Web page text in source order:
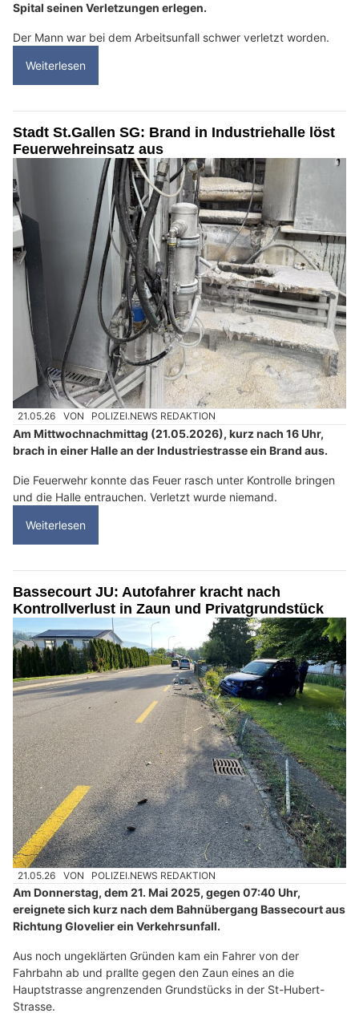
Spital seinen Verletzungen erlegen.
Der Mann war bei dem Arbeitsunfall schwer verletzt worden.
Weiterlesen
Stadt St.Gallen SG: Brand in Industriehalle löst
Feuerwehreinsatz aus
21.05.26 VON POLIZEI.NEWS REDAKTION
Am Mittwochnachmittag (21.05.2026), kurz nach 16 Uhr,
brach in einer Halle an der Industriestrasse ein Brand aus.
Die Feuerwehr konnte das Feuer rasch unter Kontrolle bringen
und die Halle entrauchen. Verletzt wurde niemand.
Weiterlesen
Bassecourt JU: Autofahrer kracht nach
Kontrollverlust in Zaun und Privatgrundstück
21.05.26 VON POLIZEI.NEWS REDAKTION
Am Donnerstag, dem 21. Mai 2025, gegen 07:40 Uhr,
ereignete sich kurz nach dem Bahnübergang Bassecourt aus
Richtung Glovelier ein Verkehrsunfall.
Aus noch ungeklärten Gründen kam ein Fahrer von der
Fahrbahn ab und prallte gegen den Zaun eines an die
Hauptstrasse angrenzenden Grundstücks in der St-Hubert-
Strasse.